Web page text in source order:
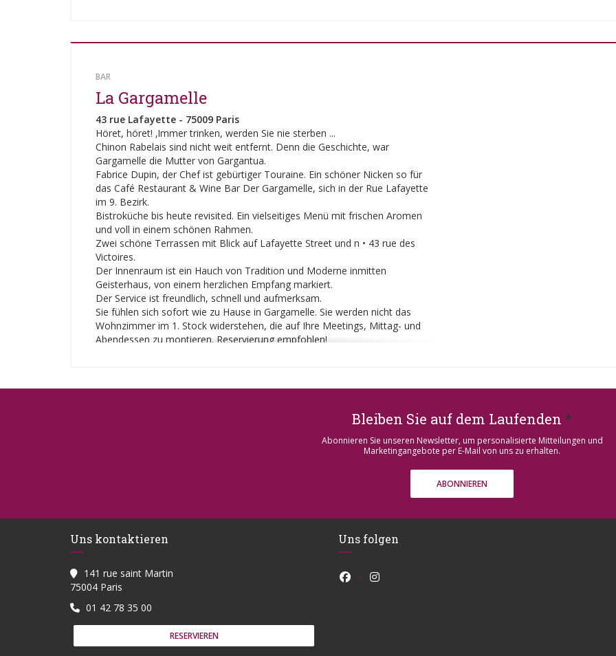
Dreieck.
BAR
La Gargamelle
43 rue Lafayette - 75009 Paris
Höret, höret! ‚Immer trinken, werden Sie nie sterben ...
Chinon Rabelais sind nicht weit entfernt. Denn die Geschichte, war
Gargamelle die Mutter von Gargantua.
Fabrice Dupin, der Chef ist gebürtiger Touraine. Ein schöner Nicken so für
das Café Restaurant & Wine Bar Der Gargamelle, sich in der Rue Lafayette
im 9. Bezirk.
Bistroküche bis heute revisited. Ein vielseitiges Menü mit frischen Aromen
und voll in einem schönen Rahmen.
Zwei schöne Terrassen mit Blick auf Lafayette Street und n • 43 rue des
Victoires.
Der Innenraum ist ein Hauch von Tradition und Moderne inmitten
Geisterhaus, von einem herzlichen Empfang markiert.
Der Service ist freundlich, schnell und aufmerksam.
Sie fühlen sich sofort wie zu Hause in Gargamelle. Sie werden nicht das
Wohnzimmer im 1. Stock widerstehen, die auf Ihre Meetings, Mittag- und
Abendessen zu montieren. Reservierung empfohlen!
Bleiben Sie auf dem Laufenden *
Abonnieren Sie unseren Newsletter, um personalisierte Mitteilungen und
Marketingangebote per E-Mail von uns zu erhalten.
ABONNIEREN
Uns kontaktieren
141 rue saint Martin
75004 Paris
01 42 78 35 00
RESERVIEREN
Uns folgen
Facebook ((öffnet ein neues Fenster))
Instagram ((öffnet ein neues Fenster))